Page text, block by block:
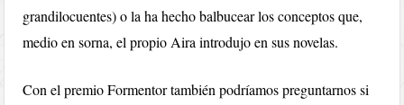
grandilocuentes) o la ha hecho balbucear los conceptos que,
medio en sorna, el propio Aira introdujo en sus novelas.
Con el premio Formentor también podríamos preguntarnos si